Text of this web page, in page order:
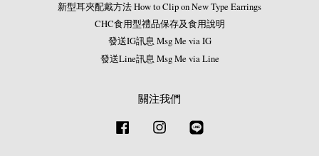
新型耳夾配戴方法 How to Clip on New Type Earrings
CHC食用型禮品保存及食用說明
發送IG訊息 Msg Me via IG
發送Line訊息 Msg Me via Line
關注我們
Facebook Instagram